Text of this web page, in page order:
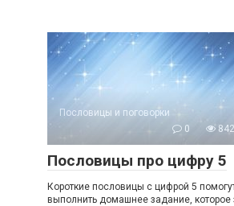
Пословицы и поговорки
0
Пословицы про цифру 5
Короткие пословицы с цифрой 5
выполнить домашнее задание, которое